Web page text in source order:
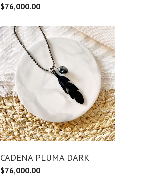
$76,000.00
CADENA PLUMA DARK
$76,000.00